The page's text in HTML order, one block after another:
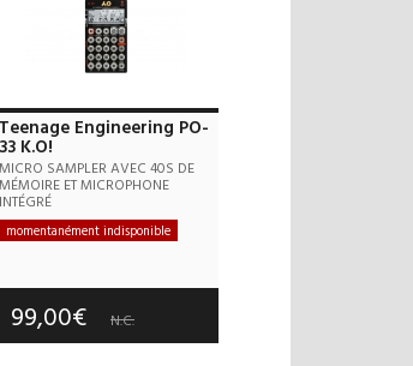
Teenage Engineering PO-
33 K.O!
MICRO SAMPLER AVEC 40S DE
MÉMOIRE ET MICROPHONE
INTÉGRÉ
momentanément indisponible
99,00€ N.C.